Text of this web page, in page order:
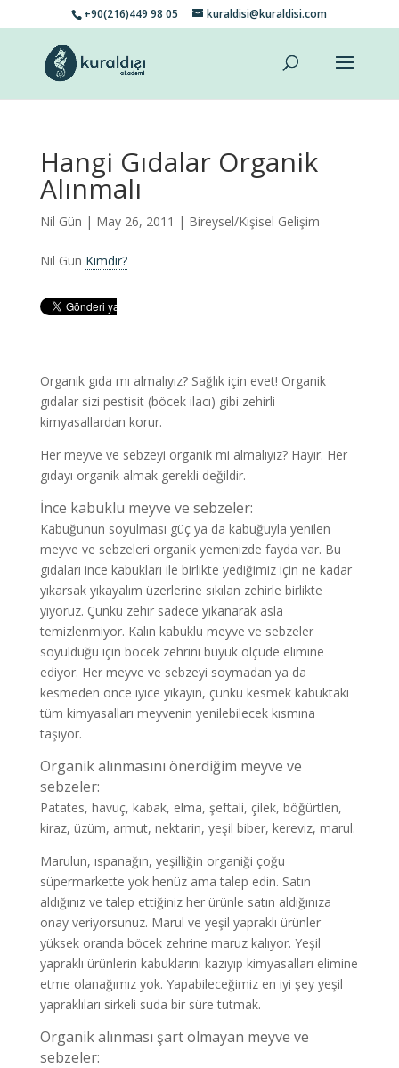
+90(216)449 98 05 kuraldisi@kuraldisi.com
Hangi Gıdalar Organik
Alınmalı
Nil Gün | May 26, 2011 | Bireysel/Kişisel Gelişim
Nil Gün Kimdir?
Organik gıda mı almalıyız? Sağlık için evet! Organik
gıdalar sizi pestisit (böcek ilacı) gibi zehirli
kimyasallardan korur.
Her meyve ve sebzeyi organik mi almalıyız? Hayır. Her
gıdayı organik almak gerekli değildir.
İnce kabuklu meyve ve sebzeler:
Kabuğunun soyulması güç ya da kabuğuyla yenilen
meyve ve sebzeleri organik yemenizde fayda var. Bu
gıdaları ince kabukları ile birlikte yediğimiz için ne kadar
yıkarsak yıkayalım üzerlerine sıkılan zehirle birlikte
yiyoruz. Çünkü zehir sadece yıkanarak asla
temizlenmiyor. Kalın kabuklu meyve ve sebzeler
soyulduğu için böcek zehrini büyük ölçüde elimine
ediyor. Her meyve ve sebzeyi soymadan ya da
kesmeden önce iyice yıkayın, çünkü kesmek kabuktaki
tüm kimyasalları meyvenin yenilebilecek kısmına
taşıyor.
Organik alınmasını önerdiğim meyve ve
sebzeler:
Patates, havuç, kabak, elma, şeftali, çilek, böğürtlen,
kiraz, üzüm, armut, nektarin, yeşil biber, kereviz, marul.
Marulun, ıspanağın, yeşilliğin organiği çoğu
süpermarkette yok henüz ama talep edin. Satın
aldığınız ve talep ettiğiniz her ürünle satın aldığınıza
onay veriyorsunuz. Marul ve yeşil yapraklı ürünler
yüksek oranda böcek zehrine maruz kalıyor. Yeşil
yapraklı ürünlerin kabuklarını kazıyıp kimyasalları elimine
etme olanağımız yok. Yapabileceğimiz en iyi şey yeşil
yapraklıları sirkeli suda bir süre tutmak.
Organik alınması şart olmayan meyve ve
sebzeler: